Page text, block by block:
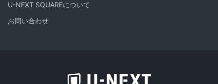
U-NEXT SQUAREについて
お問い合わせ